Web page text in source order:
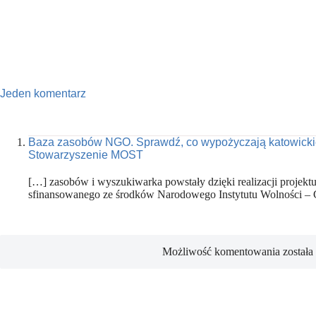
Jeden komentarz
Baza zasobów NGO. Sprawdź, co wypożyczają
Stowarzyszenie MOST
[…] zasobów i wyszukiwarka powstały dzięki realizacji
sfinansowanego ze środków Narodowego Instytutu Wolności
Możliwość komentowania została